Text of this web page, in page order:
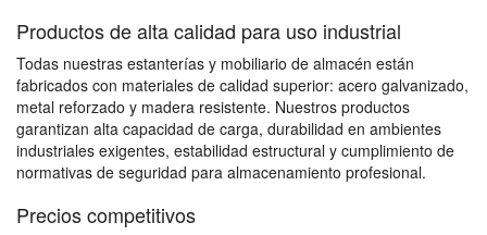
Productos de alta calidad para uso industrial
Todas nuestras estanterías y mobiliario de almacén están
fabricados con materiales de calidad superior: acero galvanizado,
metal reforzado y madera resistente. Nuestros productos
garantizan alta capacidad de carga, durabilidad en ambientes
industriales exigentes, estabilidad estructural y cumplimiento de
normativas de seguridad para almacenamiento profesional.
Precios competitivos